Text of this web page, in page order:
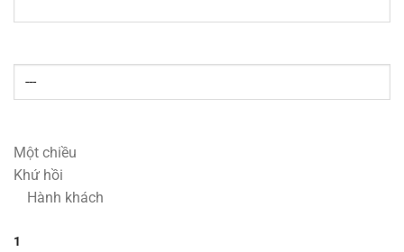
Một chiều
Khứ hồi
Hành khách
1